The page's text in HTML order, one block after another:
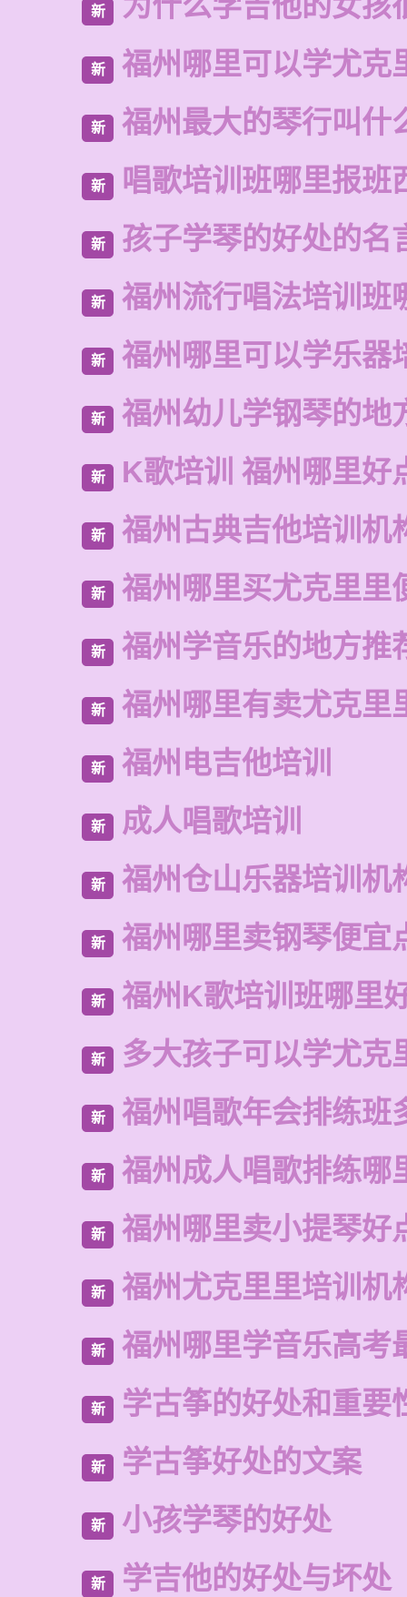
新
新 福州哪里可以学尤克
新 福州最大的琴行叫什
新 唱歌培训班哪里报班
新 孩子学琴的好处的名
新 福州流行唱法培训班
新 福州哪里可以学乐器
新 福州幼儿学钢琴的地
新 K歌培训 福州哪里好
新 福州古典吉他培训机
新 福州哪里买尤克里里
新 福州学音乐的地方推
新 福州哪里有卖尤克里
新 福州电吉他培训
新 成人唱歌培训
新 福州仓山乐器培训机
新 福州哪里卖钢琴便宜
新 福州K歌培训班哪里
新 多大孩子可以学尤克
新 福州唱歌年会排练班
新 福州成人唱歌排练哪
新 福州哪里卖小提琴好
新 福州尤克里里培训机
新 福州哪里学音乐高考
新 学古筝的好处和重要
新 学古筝好处的文案
新 小孩学琴的好处
新 学吉他的好处与坏处